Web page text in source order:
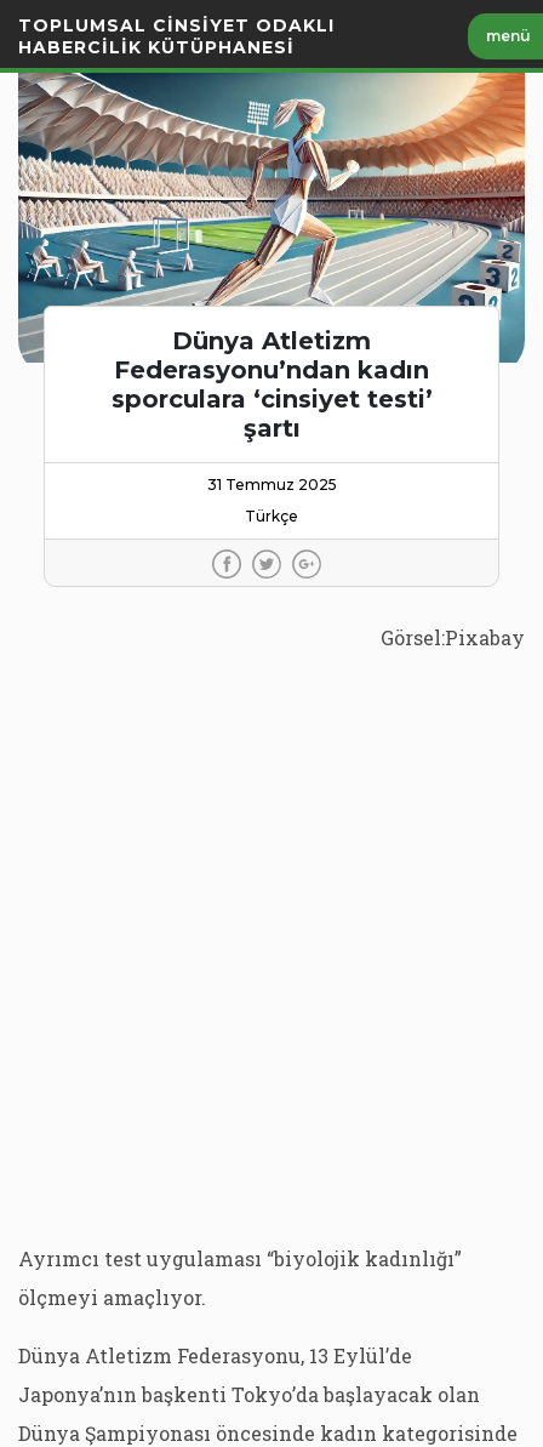
Geç
TOPLUMSAL CİNSİYET ODAKLI
HABERCİLİK KÜTÜPHANESİ
menü
Dünya Atletizm
Federasyonu’ndan kadın
sporculara ‘cinsiyet testi’
şartı
31 Temmuz 2025
Türkçe
Görsel:Pixabay
Ayrımcı test uygulaması “biyolojik kadınlığı”
ölçmeyi amaçlıyor.
Dünya Atletizm Federasyonu, 13 Eylül’de
Japonya’nın başkenti Tokyo’da başlayacak olan
Dünya Şampiyonası öncesinde kadın kategorisinde